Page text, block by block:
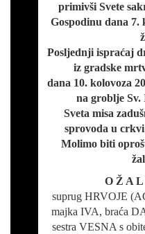
primivši Svete
Gospodinu dana 7.
Posljednji ispraćaj
iz gradske
dana 10. kolovoza
na groblje
Sveta misa
sprovoda u
Molimo biti
O Ž A L
suprug HRVOJE
majka IVA, braća
sestra VESNA s